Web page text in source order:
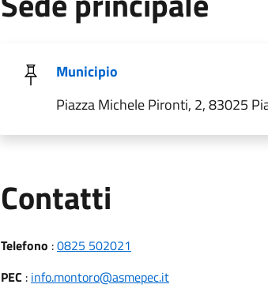
Municipio
Piazza Michele Pironti, 2, 83025
Contatti
Telefono :0825 502021
PEC : info.montoro@asmepec.it